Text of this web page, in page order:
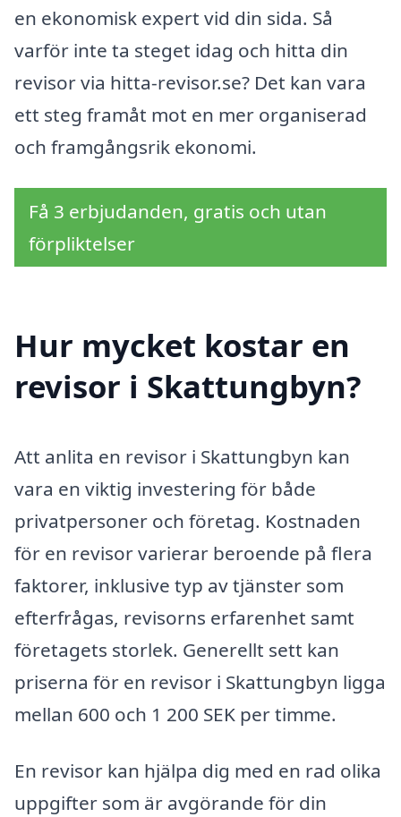
en ekonomisk expert vid din sida. Så
varför inte ta steget idag och hitta din
revisor via hitta-revisor.se? Det kan vara
ett steg framåt mot en mer organiserad
och framgångsrik ekonomi.
Få 3 erbjudanden, gratis och utan
förpliktelser
Hur mycket kostar en
revisor i Skattungbyn?
Att anlita en revisor i Skattungbyn kan
vara en viktig investering för både
privatpersoner och företag. Kostnaden
för en revisor varierar beroende på flera
faktorer, inklusive typ av tjänster som
efterfrågas, revisorns erfarenhet samt
företagets storlek. Generellt sett kan
priserna för en revisor i Skattungbyn ligga
mellan 600 och 1 200 SEK per timme.
En revisor kan hjälpa dig med en rad olika
uppgifter som är avgörande för din